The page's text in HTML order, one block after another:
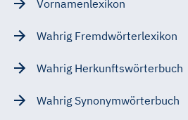
Vornamenlexikon
Wahrig Fremdwörterlexikon
Wahrig Herkunftswörterbuch
Wahrig Synonymwörterbuch